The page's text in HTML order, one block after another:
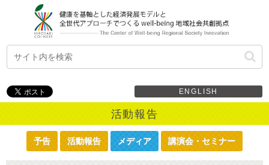
ENGLISH
活動報告
予告 活動報告 メディア 講演会・セミナー